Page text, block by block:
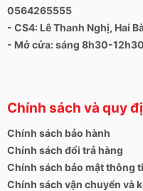
0564265555
- CS4: Lê Thanh Nghị, Hai
- Mở cửa: sáng 8h30-
Chính sách và quy
Chính sách bảo hành
Chính sách đổi trả hàng
Chính sách bảo mật thông
Chính sách vận chuyển và